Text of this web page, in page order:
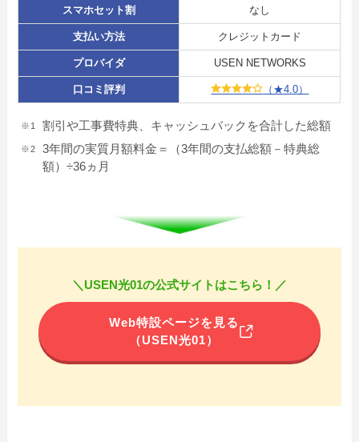
スマホセット割 なし
支払い方法 クレジットカード
プロバイダ USEN NETWORKS
口コミ評判 （★4.0）
割引や工事費特典、キャッシュバックを合計した総額
3年間の実質月額料金＝（3年間の支払総額－特典総
額）÷36ヵ月
＼USEN光01の公式サイトはこちら！／
Web特設ページを見る
（USEN光01）